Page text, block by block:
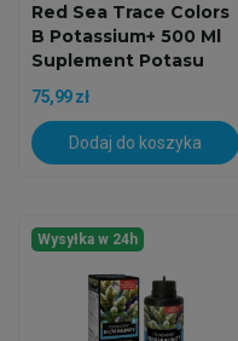
Red Sea Trace Colors
B Potassium+ 500 Ml
Suplement Potasu
75,99 zł
Dodaj do koszyka
Wysyłka w 24h